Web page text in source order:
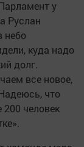
у
Руслан
небо
куда надо
долг.
все новое,
что
200 человек